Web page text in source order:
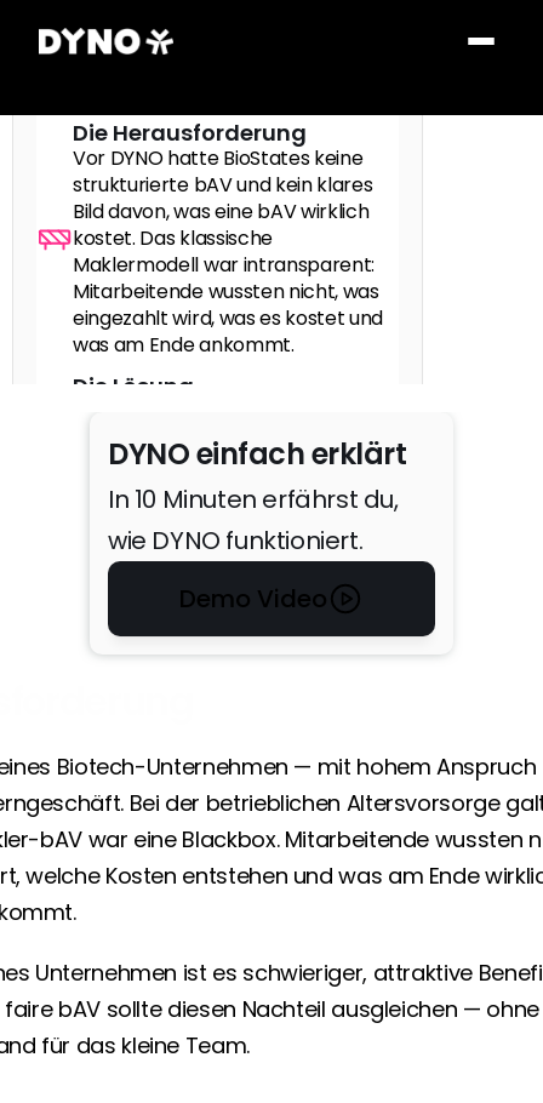
Einkaufsleiter, BioStates
GmbH
Transparenz der
Kosten, Zuverlässigkeit
durch das DYNO Team,
einfaches Handling mit
Arbeitnehmer und
Arbeitgeber — und ein
neues innovatives
um als Arbeitgeber
Die Herausforderung
Vor DYNO hatte BioStates keine
strukturierte bAV und kein klares
Bild davon, was eine bAV wirklich
kostet. Das klassische
Maklermodell war intransparent:
Mitarbeitende wussten nicht, was
eingezahlt wird, was es kostet und
was am Ende ankommt.
Die Lösung
Kostentransparenz gebracht:
Mitarbeitende sehen genau, was
eingezahlt wird, was die Verwaltung
kostet und wie ihr Kapital angelegt
ist. Die Software ist intuitiv für
Arbeitgeber und Arbeitnehmer.
Das DYNO-Team hat den
Onboarding-Prozess kompetent
begleitet.
Biotech-Unternehmen — mit hohem
Bei der betrieblichen Altersvorsorge
bAV war eine Blackbox. Mitarbeitende wussten
welche Kosten entstehen und was am Ende
Unternehmen ist es schwieriger, attraktive
bAV sollte diesen Nachteil ausgleichen —
für das kleine Team.
DYNO einfach erklärt
In 10 Minuten erfährst du,
wie DYNO funktioniert.
Demo Video